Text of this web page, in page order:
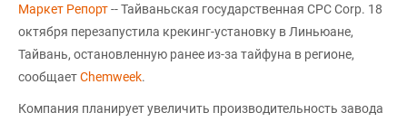
Маркет Репорт-- Тайваньская государственная CPC Corp. 18
октября перезапустила крекинг-установку в Линьюане,
Тайвань, остановленную ранее из-за тайфуна в регионе,
сообщаетChemweek.
Компания планирует увеличить производительность завода